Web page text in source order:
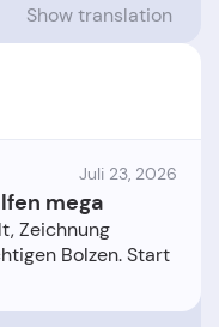
Show translation
Juli 23, 2026
mega
Zeichnung
Bolzen. Start